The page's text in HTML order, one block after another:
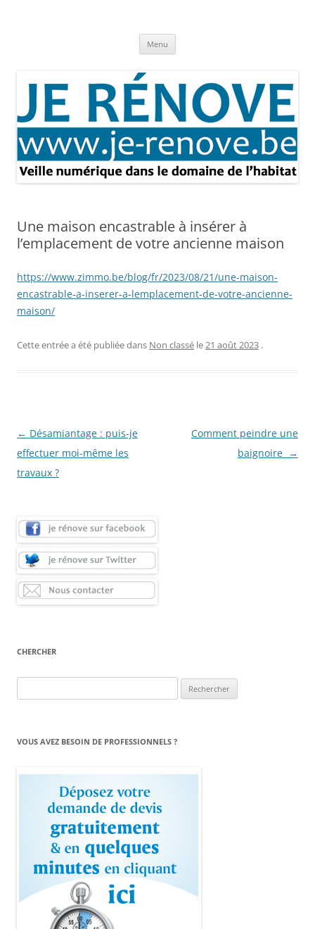
Menu
Une maison encastrable à insérer à
l’emplacement de votre ancienne maison
https://www.zimmo.be/blog/fr/2023/08/21/une-maison-
encastrable-a-inserer-a-lemplacement-de-votre-ancienne-
maison/
Cette entrée a été publiée dans Non classé le21 août 2023 .
Navigation
des
articles
← Désamiantage : puis-je
effectuer moi-même les
travaux ?
Comment peindre une
baignoire →
CHERCHER
VOUS AVEZ BESOIN DE PROFESSIONNELS ?